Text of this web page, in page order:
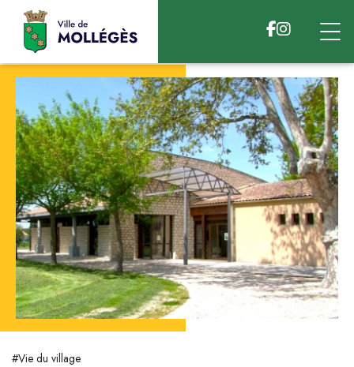
Accéder au contenu
#Vie du village